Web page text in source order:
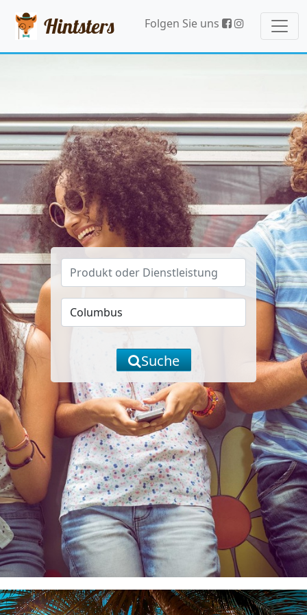
Hintsters Folgen Sie uns
Suche